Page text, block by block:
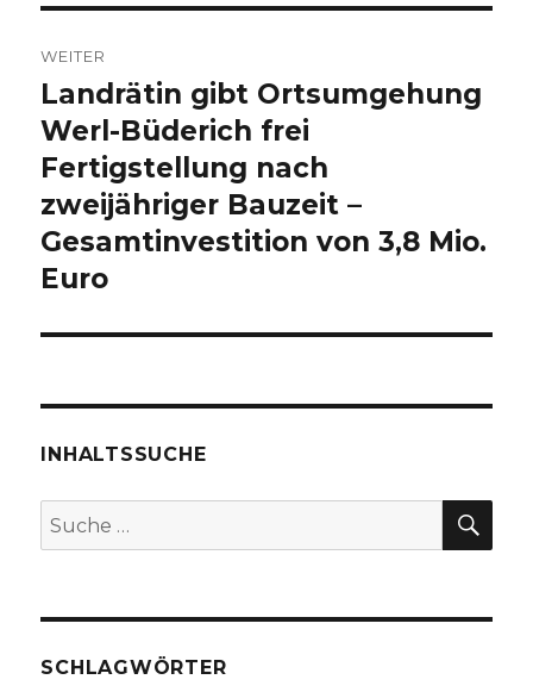
WEITER
Nächster
Beitrag:
Landrätin gibt Ortsumgehung
Werl-Büderich frei
Fertigstellung nach
zweijähriger Bauzeit –
Gesamtinvestition von 3,8 Mio.
Euro
INHALTSSUCHE
Suche
nach:
SCHLAGWÖRTER